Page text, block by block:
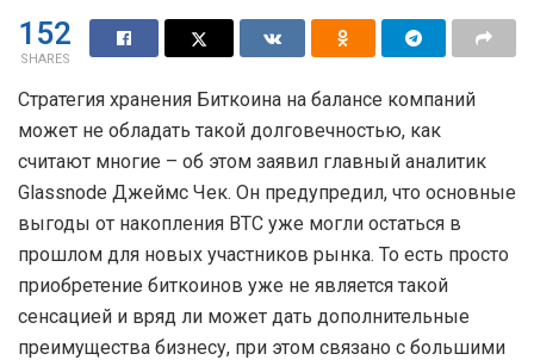
152
SHARES
Стратегия хранения Биткоина на балансе компаний
может не обладать такой долговечностью, как
считают многие – об этом заявил главный аналитик
Glassnode Джеймс Чек. Он предупредил, что основные
выгоды от накопления BTC уже могли остаться в
прошлом для новых участников рынка. То есть просто
приобретение биткоинов уже не является такой
сенсацией и вряд ли может дать дополнительные
преимущества бизнесу, при этом связано с большими